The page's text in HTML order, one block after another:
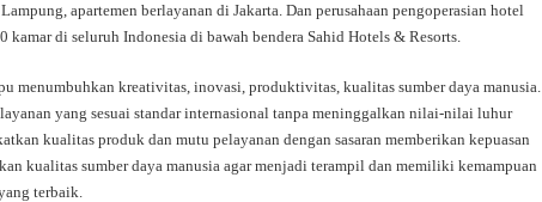
apartemen berlayanan di Jakarta. Dan perusahaan pengoperasian hotel
di seluruh Indonesia di bawah bendera Sahid Hotels & Resorts.
menumbuhkan kreativitas, inovasi, produktivitas, kualitas sumber daya manusia.
yang sesuai standar internasional tanpa meninggalkan nilai-nilai luhur
kualitas produk dan mutu pelayanan dengan sasaran memberikan kepuasan
kualitas sumber daya manusia agar menjadi terampil dan memiliki kemampuan
terbaik.